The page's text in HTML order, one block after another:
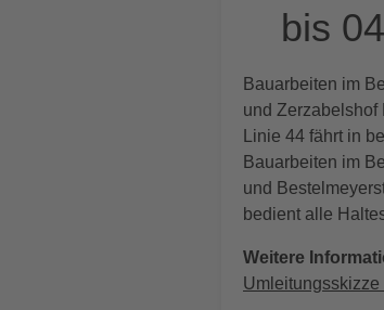
bis
Bauarbeiten im
und Zerzabelshof
Linie 44 fährt in
Bauarbeiten im
und
bedient alle
Weitere